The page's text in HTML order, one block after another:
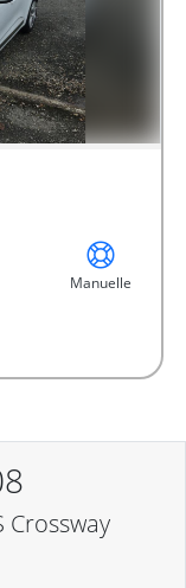
Manuelle
Crossway